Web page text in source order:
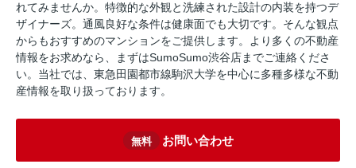
れてみませんか。特徴的な外観と洗練された設計の内装を持つデ
ザイナーズ。通風良好な条件は健康面でも大切です。そんな観点
からもおすすめのマンションをご提供します。より多くの不動産
情報をお求めなら、まずはSumoSumo渋谷店までご連絡くださ
い。当社では、東急田園都市線駒沢大学を中心に多種多様な不動
産情報を取り扱っております。
無料 お問い合わせ